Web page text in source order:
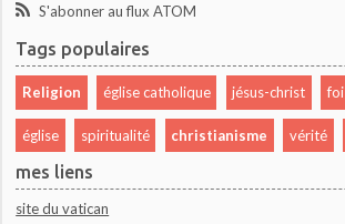
S'abonner au flux ATOM
Tags populaires
Religion église catholique jésus-christ foi
église spiritualité christianisme vérité
mes liens
site du vatican